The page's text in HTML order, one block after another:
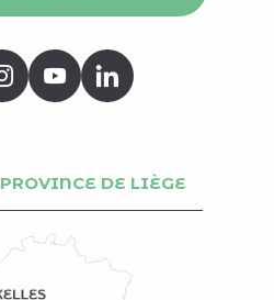
PROVINCE DE LIÈGE